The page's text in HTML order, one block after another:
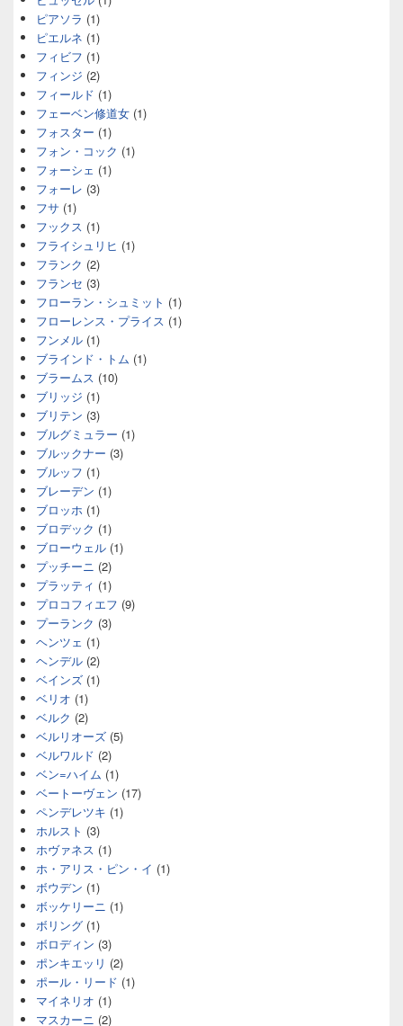
ピアソラ (1)
ピエルネ (1)
フィビフ (1)
フィンジ (2)
フィールド (1)
フェーベン修道女 (1)
フォスター (1)
フォン・コック (1)
フォーシェ (1)
フォーレ (3)
フサ (1)
フックス (1)
フライシュリヒ (1)
フランク (2)
フランセ (3)
フローラン・シュミット (1)
フローレンス・プライス (1)
フンメル (1)
ブラインド・トム (1)
ブラームス (10)
ブリッジ (1)
ブリテン (3)
ブルグミュラー (1)
ブルックナー (3)
ブルッフ (1)
ブレーデン (1)
ブロッホ (1)
ブロデック (1)
ブローウェル (1)
プッチーニ (2)
プラッティ (1)
プロコフィエフ (9)
プーランク (3)
ヘンツェ (1)
ヘンデル (2)
ベインズ (1)
ベリオ (1)
ベルク (2)
ベルリオーズ (5)
ベルワルド (2)
ベン=ハイム (1)
ベートーヴェン (17)
ペンデレツキ (1)
ホルスト (3)
ホヴァネス (1)
ホ・アリス・ピン・イ (1)
ボウデン (1)
ボッケリーニ (1)
ボリング (1)
ボロディン (3)
ポンキエッリ (2)
ポール・リード (1)
マイネリオ (1)
マスカーニ (2)